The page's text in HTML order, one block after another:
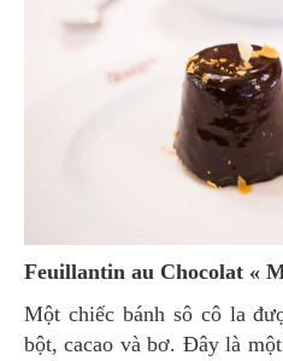
Feuillantin au Chocolat «
Một chiếc bánh sô cô la được làm bằng cách pha sữa
bột, cacao và bơ. Đây là